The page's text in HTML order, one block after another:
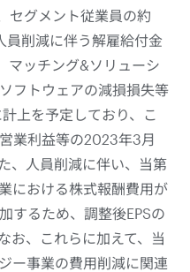
セグメント従業員の約
員削減に伴う解雇給付金
マッチング&ソリューシ
フトウェアの減損損失等
上を予定しており、こ
業利益等の2023年3月
、人員削減に伴い、当第
における株式報酬費用が
するため、調整後EPSの
お、これらに加えて、当
ー事業の費用削減に関連